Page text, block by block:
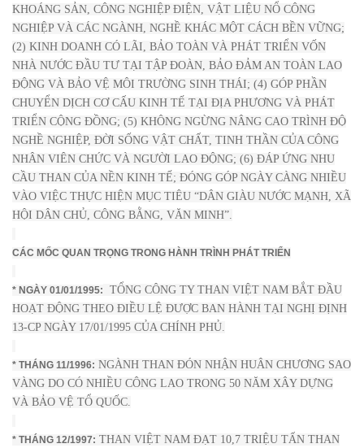
KHOÁNG SẢN, CÔNG NGHIỆP ĐIỆN, VẬT LIỆU NỔ CÔNG
NGHIỆP VÀ CÁC NGÀNH, NGHỀ KHÁC MỘT CÁCH BỀN VỮNG;
(2) KINH DOANH CÓ LÃI, BẢO TOÀN VÀ PHÁT TRIỂN VỐN
NHÀ NƯỚC ĐẦU TƯ TẠI TẬP ĐOÀN, BẢO ĐẢM AN TOÀN LAO
ĐỘNG VÀ BẢO VỆ MÔI TRƯỜNG SINH THÁI; (4) GÓP PHẦN
CHUYỂN DỊCH CƠ CẤU KINH TẾ TẠI ĐỊA PHƯƠNG VÀ PHÁT
TRIỂN CỘNG ĐỒNG; (5) KHÔNG NGỪNG NÂNG CAO TRÌNH ĐỘ
NGHỀ NGHIỆP, ĐỜI SỐNG VẬT CHẤT, TINH THẦN CỦA CÔNG
NHÂN VIÊN CHỨC VÀ NGƯỜI LAO ĐỘNG; (6) ĐÁP ỨNG NHU
CẦU THAN CỦA NỀN KINH TẾ; ĐÓNG GÓP NGÀY CÀNG NHIỀU
VÀO VIỆC THỰC HIỆN MỤC TIÊU “DÂN GIÀU NƯỚC MẠNH, XÃ
HỘI DÂN CHỦ, CÔNG BẰNG, VĂN MINH”.
CÁC MỐC QUAN TRỌNG TRONG HÀNH TRÌNH PHÁT TRIỂN
* NGÀY 01/01/1995:
TỔNG CÔNG TY THAN VIỆT NAM BẮT ĐẦU
HOẠT ĐỘNG THEO ĐIỀU LỆ ĐƯỢC BAN HÀNH TẠI NGHỊ ĐỊNH
13-CP NGÀY 17/01/1995 CỦA CHÍNH PHỦ.
* THÁNG 11/1996: NGÀNH THAN ĐÓN NHẬN HUÂN CHƯƠNG SAO
VÀNG DO CÓ NHIỀU CÔNG LAO TRONG 50 NĂM XÂY DỰNG
VÀ BẢO VỆ TỔ QUỐC.
* THÁNG 12/1997: THAN VIỆT NAM ĐẠT 10,7 TRIỆU TẤN THAN